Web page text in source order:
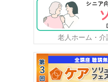
老人ホーム・